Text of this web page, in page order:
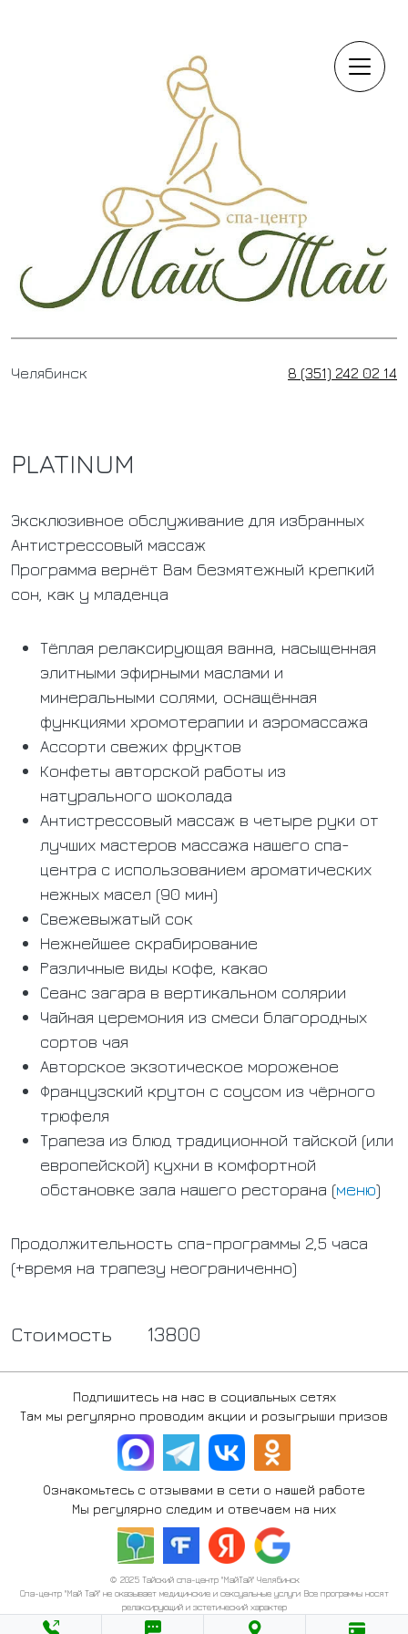
Челябинск 8 (351) 242 02 14
PLATINUM
Эксклюзивное обслуживание для избранных
Антистрессовый массаж
Программа вернёт Вам безмятежный крепкий
сон, как у младенца​
Тёплая релаксирующая ванна, насыщенная
элитными эфирными маслами и
минеральными солями, оснащённая
функциями хромотерапии и аэромассажа
Ассорти свежих фруктов
Конфеты авторской работы из
натурального шоколада
Антистрессовый массаж в четыре руки от
лучших мастеров массажа нашего спа-
центра с использованием ароматических
нежных масел (90 мин)
Свежевыжатый сок
Нежнейшее скрабирование
Различные виды кофе, какао
Сеанс загара в вертикальном солярии
Чайная церемония из смеси благородных
сортов чая
Авторское экзотическое мороженое
Французский крутон с соусом из чёрного
трюфеля
Трапеза из блюд традиционной тайской (или
европейской) кухни в комфортной
обстановке зала нашего ресторана (меню)
​Продолжительность спа-программы 2,5 часа
(+время на трапезу неограниченно)​
Стоимость 13800
Подпишитесь на нас в социальных сетях
Там мы регулярно проводим акции и розыгрыши призов
Ознакомьтесь с отзывами в сети о нашей работе
Мы регулярно следим и отвечаем на них
© 2025 Тайский спа-центр "МайТай" Челябинск
Спа-центр "Май Тай" не оказывает медицинские и сексуальные услуги Все программы носят
релаксирующий и эстетический характер